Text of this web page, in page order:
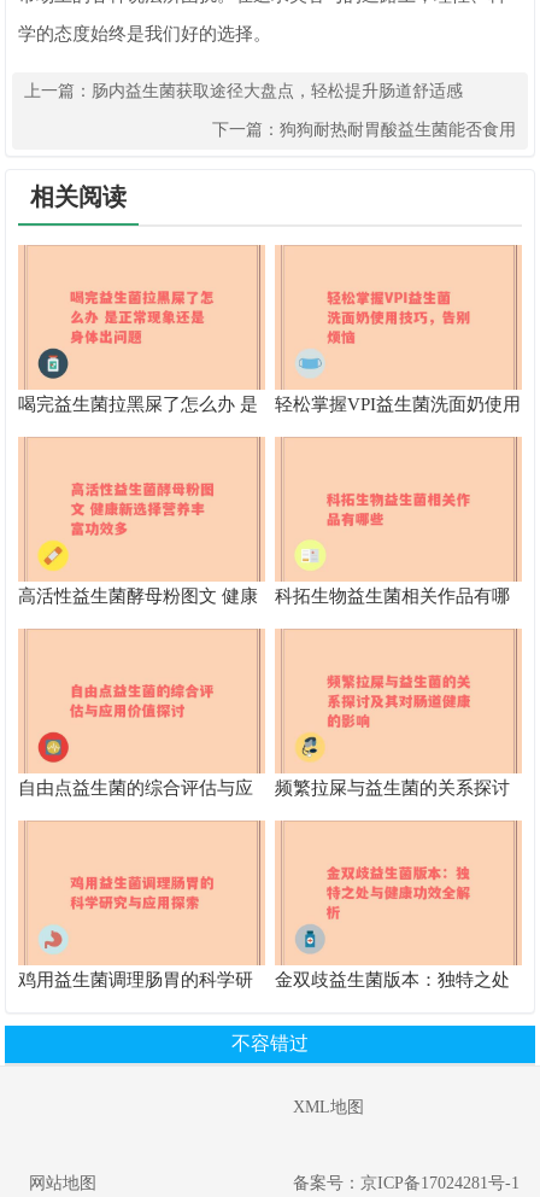
学的态度始终是我们好的选择。
上一篇： 肠内益生菌获取途径大盘点，轻松提升肠道舒适感
下一篇： 狗狗耐热耐胃酸益生菌能否食用
相关阅读
喝完益生菌拉黑屎了怎么办 是
正常现象还是身体出问题
轻松掌握VPI益生菌洗面奶使用
技巧，告别烦恼
高活性益生菌酵母粉图文 健康
新选择营养丰富功效多
科拓生物益生菌相关作品有哪
些
自由点益生菌的综合评估与应
用价值探讨
频繁拉屎与益生菌的关系探讨
及其对肠道健康的影响
鸡用益生菌调理肠胃的科学研
金双歧益生菌版本：独特之处
不容错过
XML地图
网站地图 备案号：京ICP备17024281号-1